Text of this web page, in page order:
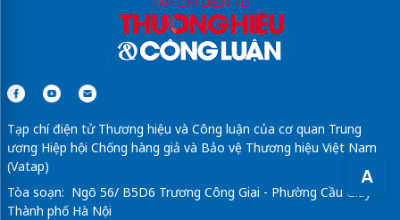
A
Tạp chí điện tử Thương hiệu và Công luận của cơ quan Trung
ương Hiệp hội Chống hàng giả và Bảo vệ Thương hiệu Việt Nam
(Vatap)
Tòa soạn: Ngõ 56/ B5D6 Trương Công Giai - Phường Cầu Giấy -
Thành phố Hà Nội